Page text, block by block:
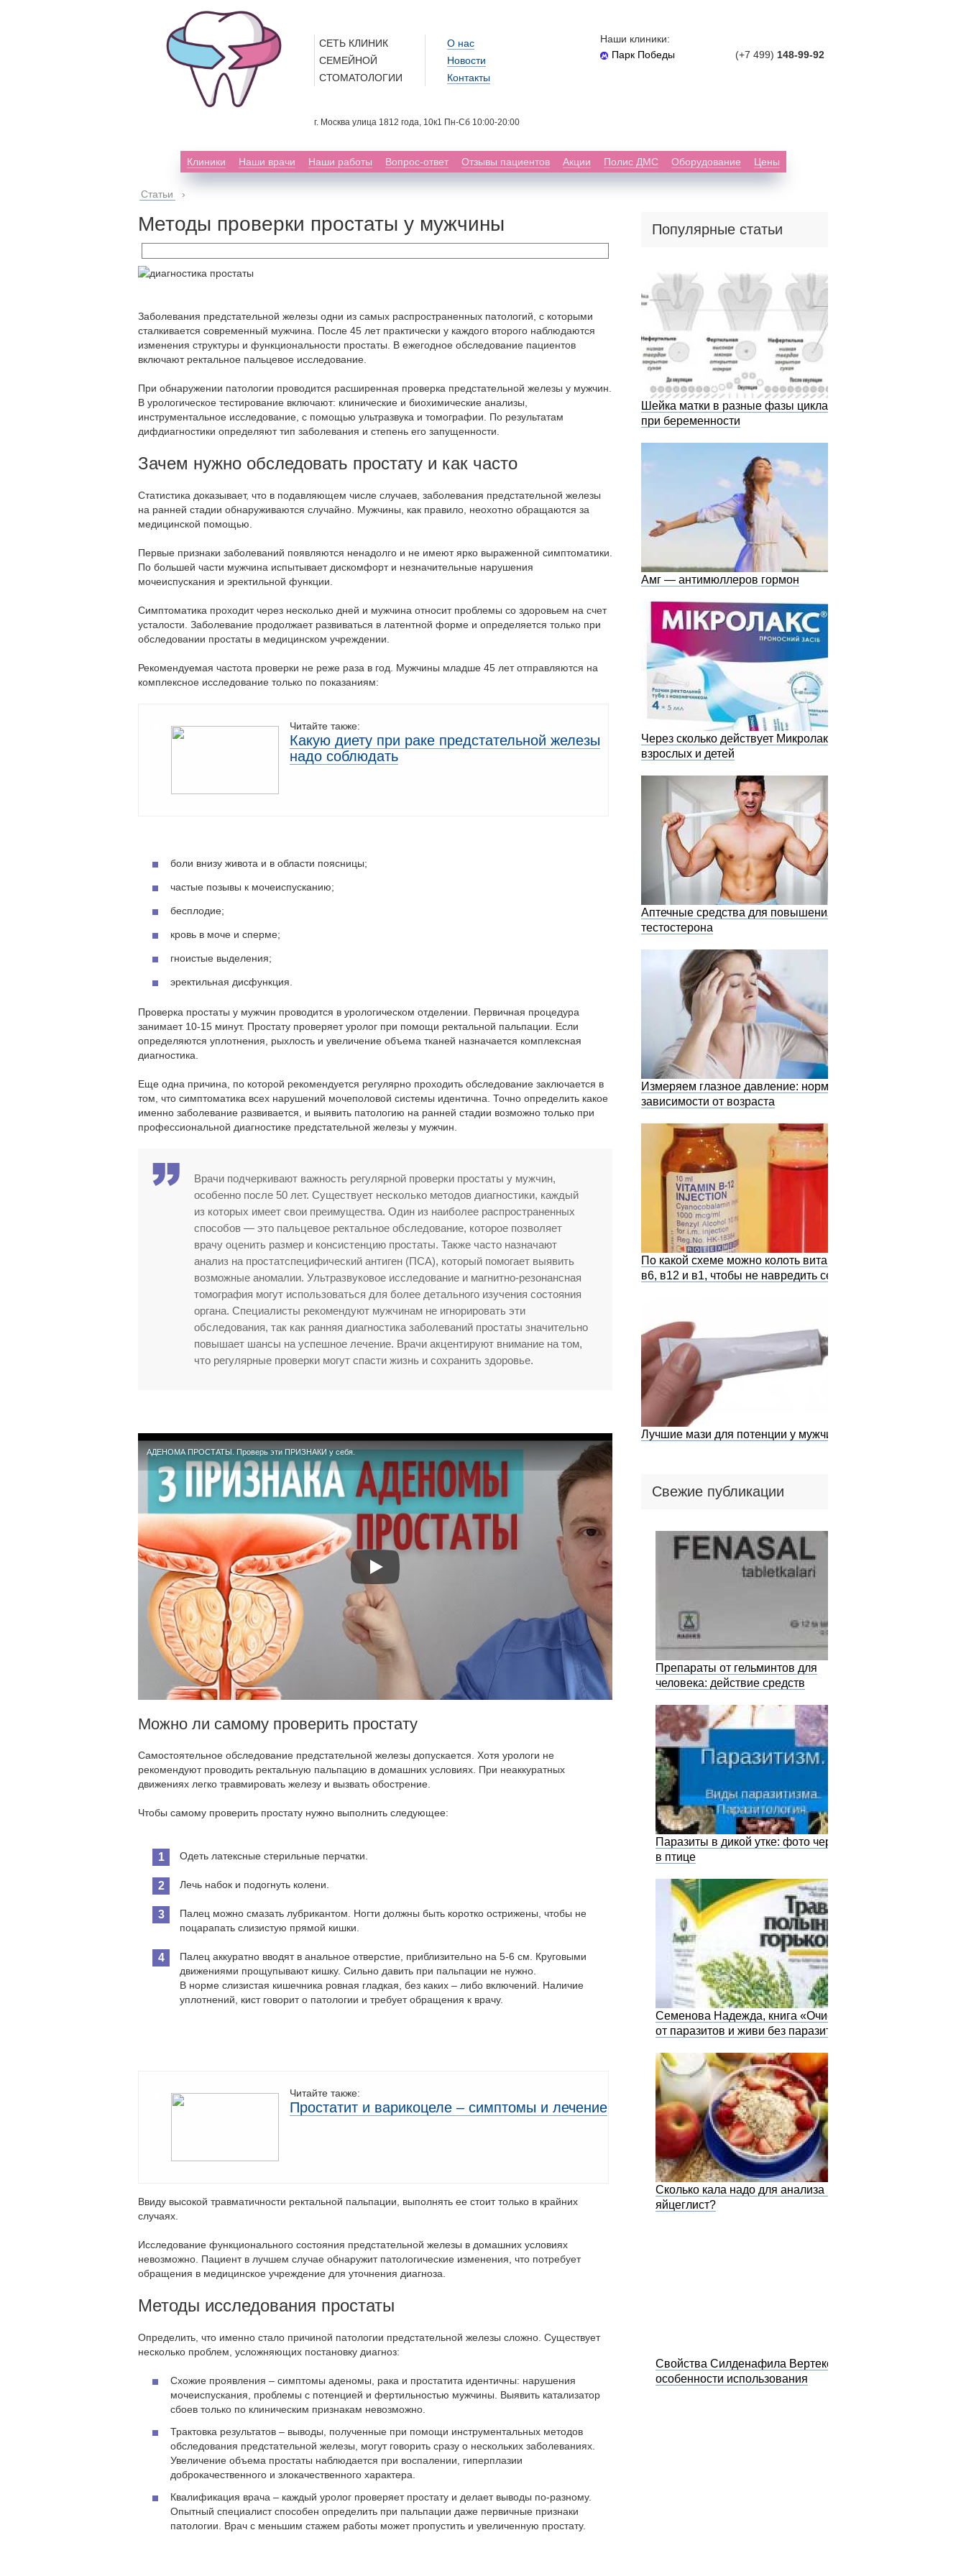
СЕТЬ КЛИНИК
СЕМЕЙНОЙ
СТОМАТОЛОГИИ
г. Москва улица 1812 года, 10к1 Пн-Сб 10:00-20:00
О нас
Новости
Контакты
Наши клиники:
Парк Победы
(+7 499) 148-99-92
Клиники Наши врачи Наши работы Вопрос-ответ Отзывы пациентов Акции Полис ДМС Оборудование Цены
Статьи ›
Методы проверки простаты у мужчины
Заболевания предстательной железы одни из самых распространенных патологий, с которыми
сталкивается современный мужчина. После 45 лет практически у каждого второго наблюдаются
изменения структуры и функциональности простаты. В ежегодное обследование пациентов
включают ректальное пальцевое исследование.
При обнаружении патологии проводится расширенная проверка предстательной железы у мужчин.
В урологическое тестирование включают: клинические и биохимические анализы,
инструментальное исследование, с помощью ультразвука и томографии. По результатам
дифдиагностики определяют тип заболевания и степень его запущенности.
Зачем нужно обследовать простату и как часто
Статистика доказывает, что в подавляющем числе случаев, заболевания предстательной железы
на ранней стадии обнаруживаются случайно. Мужчины, как правило, неохотно обращаются за
медицинской помощью.
Первые признаки заболеваний появляются ненадолго и не имеют ярко выраженной симптоматики.
По большей части мужчина испытывает дискомфорт и незначительные нарушения
мочеиспускания и эректильной функции.
Симптоматика проходит через несколько дней и мужчина относит проблемы со здоровьем на счет
усталости. Заболевание продолжает развиваться в латентной форме и определяется только при
обследовании простаты в медицинском учреждении.
Рекомендуемая частота проверки не реже раза в год. Мужчины младше 45 лет отправляются на
комплексное исследование только по показаниям:
Читайте также:
Какую диету при раке предстательной железы
надо соблюдать
боли внизу живота и в области поясницы;
частые позывы к мочеиспусканию;
бесплодие;
кровь в моче и сперме;
гноистые выделения;
эректильная дисфункция.
Проверка простаты у мужчин проводится в урологическом отделении. Первичная процедура
занимает 10-15 минут. Простату проверяет уролог при помощи ректальной пальпации. Если
определяются уплотнения, рыхлость и увеличение объема тканей назначается комплексная
диагностика.
Еще одна причина, по которой рекомендуется регулярно проходить обследование заключается в
том, что симптоматика всех нарушений мочеполовой системы идентична. Точно определить какое
именно заболевание развивается, и выявить патологию на ранней стадии возможно только при
профессиональной диагностике предстательной железы у мужчин.
Врачи подчеркивают важность регулярной проверки простаты у мужчин,
особенно после 50 лет. Существует несколько методов диагностики, каждый
из которых имеет свои преимущества. Один из наиболее распространенных
способов — это пальцевое ректальное обследование, которое позволяет
врачу оценить размер и консистенцию простаты. Также часто назначают
анализ на простатспецифический антиген (ПСА), который помогает выявить
возможные аномалии. Ультразвуковое исследование и магнитно-резонансная
томография могут использоваться для более детального изучения состояния
органа. Специалисты рекомендуют мужчинам не игнорировать эти
обследования, так как ранняя диагностика заболеваний простаты значительно
повышает шансы на успешное лечение. Врачи акцентируют внимание на том,
что регулярные проверки могут спасти жизнь и сохранить здоровье.
АДЕНОМА ПРОСТАТЫ. Проверь эти ПРИЗНАКИ у себя.
Можно ли самому проверить простату
Самостоятельное обследование предстательной железы допускается. Хотя урологи не
рекомендуют проводить ректальную пальпацию в домашних условиях. При неаккуратных
движениях легко травмировать железу и вызвать обострение.
Чтобы самому проверить простату нужно выполнить следующее:
Одеть латексные стерильные перчатки.
Лечь набок и подогнуть колени.
Палец можно смазать лубрикантом. Ногти должны быть коротко острижены, чтобы не
поцарапать слизистую прямой кишки.
Палец аккуратно вводят в анальное отверстие, приблизительно на 5-6 см. Круговыми
движениями прощупывают кишку. Сильно давить при пальпации не нужно.
В норме слизистая кишечника ровная гладкая, без каких – либо включений. Наличие
уплотнений, кист говорит о патологии и требует обращения к врачу.
Читайте также:
Простатит и варикоцеле – симптомы и лечение
Ввиду высокой травматичности ректальной пальпации, выполнять ее стоит только в крайних
случаях.
Исследование функционального состояния предстательной железы в домашних условиях
невозможно. Пациент в лучшем случае обнаружит патологические изменения, что потребует
обращения в медицинское учреждение для уточнения диагноза.
Методы исследования простаты
Определить, что именно стало причиной патологии предстательной железы сложно. Существует
несколько проблем, усложняющих постановку диагноз:
Схожие проявления – симптомы аденомы, рака и простатита идентичны: нарушения
мочеиспускания, проблемы с потенцией и фертильностью мужчины. Выявить катализатор
сбоев только по клиническим признакам невозможно.
Трактовка результатов – выводы, полученные при помощи инструментальных методов
обследования предстательной железы, могут говорить сразу о нескольких заболеваниях.
Увеличение объема простаты наблюдается при воспалении, гиперплазии
доброкачественного и злокачественного характера.
Квалификация врача – каждый уролог проверяет простату и делает выводы по-разному.
Опытный специалист способен определить при пальпации даже первичные признаки
патологии. Врач с меньшим стажем работы может пропустить и увеличенную простату.
Популярные статьи
Шейка матки в разные фазы цикла и
при беременности
Амг — антимюллеров гормон
Через сколько действует Микролакс у
взрослых и детей
Аптечные средства для повышения
тестостерона
Измеряем глазное давление: норма в
зависимости от возраста
По какой схеме можно колоть витамины
в6, в12 и в1, чтобы не навредить себе?
Лучшие мази для потенции у мужчин
Свежие публикации
Препараты от гельминтов для
человека: действие средств
Паразиты в дикой утке: фото червей
в птице
Семенова Надежда, книга «Очистись
от паразитов и живи без паразитов»
Сколько кала надо для анализа на
яйцеглист?
Свойства Силденафила Вертекс и
особенности использования